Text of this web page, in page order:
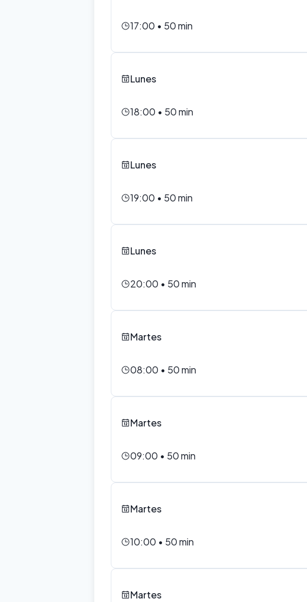
17:00 • 50min
Lunes
18:00 • 50min
Lunes
19:00 • 50min
Lunes
20:00 • 50min
Martes
08:00 • 50min
Martes
09:00 • 50min
Martes
10:00 • 50min
Martes